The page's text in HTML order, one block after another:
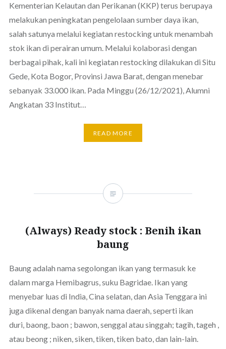
Kementerian Kelautan dan Perikanan (KKP) terus berupaya
melakukan peningkatan pengelolaan sumber daya ikan,
salah satunya melalui kegiatan restocking untuk menambah
stok ikan di perairan umum. Melalui kolaborasi dengan
berbagai pihak, kali ini kegiatan restocking dilakukan di Situ
Gede, Kota Bogor, Provinsi Jawa Barat, dengan menebar
sebanyak 33.000 ikan. Pada Minggu (26/12/2021), Alumni
Angkatan 33 Institut…
READ MORE
(Always) Ready stock : Benih ikan
baung
Baung adalah nama segolongan ikan yang termasuk ke
dalam marga Hemibagrus, suku Bagridae. Ikan yang
menyebar luas di India, Cina selatan, dan Asia Tenggara ini
juga dikenal dengan banyak nama daerah, seperti ikan
duri, baong, baon ; bawon, senggal atau singgah; tagih, tageh ,
atau beong ; niken, siken, tiken, tiken bato, dan lain-lain.